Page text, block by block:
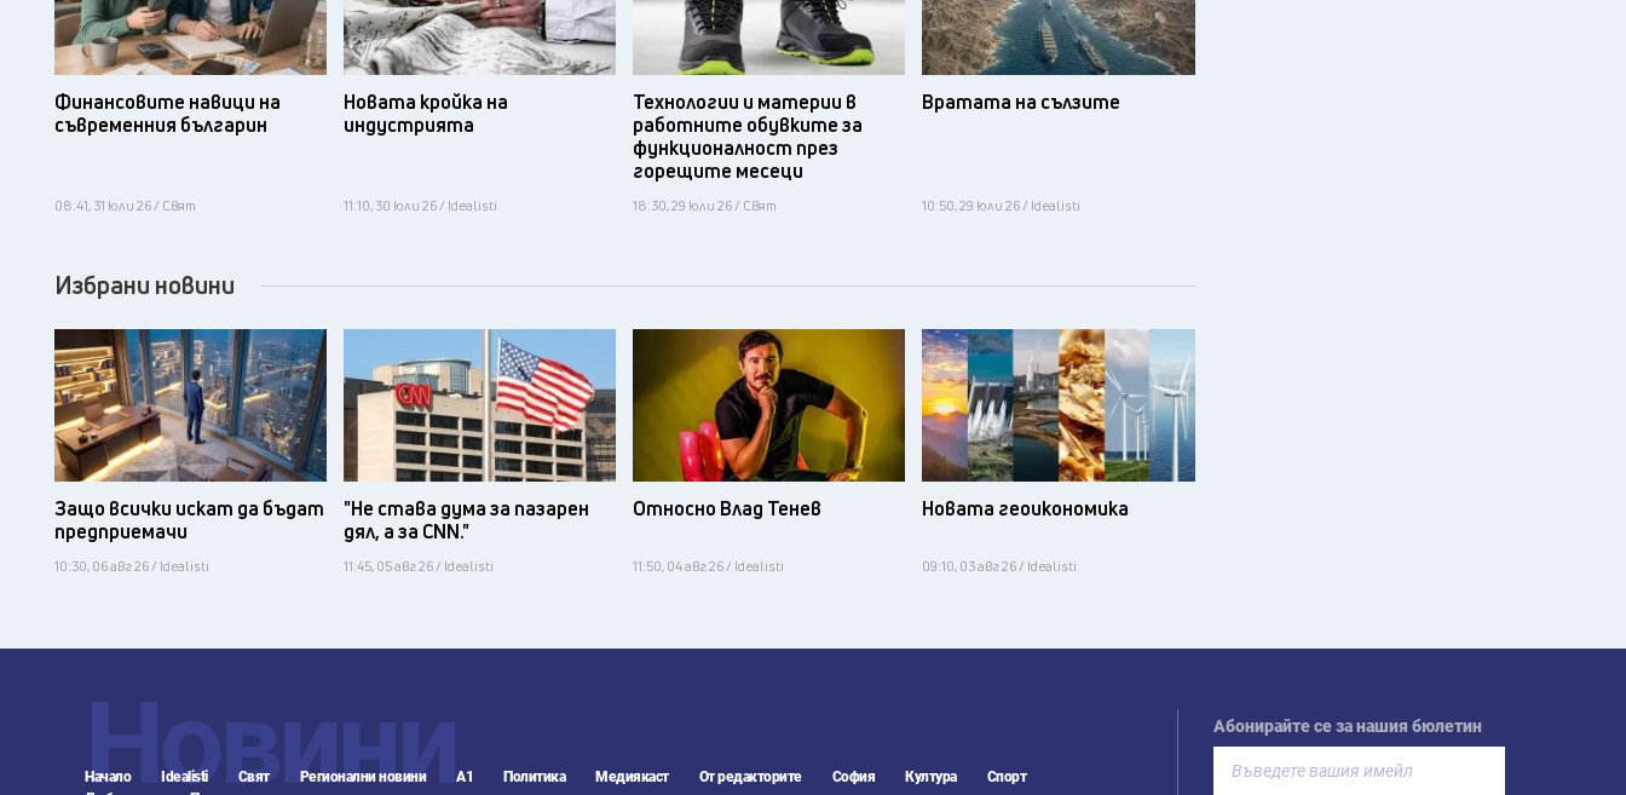
Финансовите навици на
съвременния българин
08:41, 31 юли 26 / Свят
Новата кройка на
индустрията
11:10, 30 юли 26 / Idealisti
Технологии и материи в
работните обувките за
функционалност през
горещите месеци
18:30, 29 юли 26 / Свят
Вратата на сълзите
10:50, 29 юли 26 / Idealisti
Избрани новини
Защо всички искат да бъдат
предприемачи
10:30, 06 авг 26 / Idealisti
"Не става дума за пазарен
дял, а за CNN."
11:45, 05 авг 26 / Idealisti
Относно Влад Тенев
11:50, 04 авг 26 / Idealisti
Новата геоикономика
09:10, 03 авг 26 / Idealisti
Новини
Начало Idealisti Свят Регионални новини А1 Политика Медиякаст От редакторите София Култура
Спорт
Абонирайте се за нашия бюлетин